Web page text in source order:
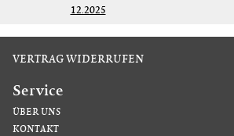
12.2025
VERTRAG WIDERRUFEN
Service
ÜBER UNS
KONTAKT